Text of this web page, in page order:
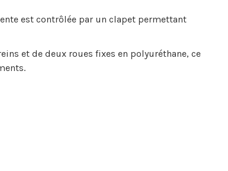
est contrôlée par un clapet permettant
et de deux roues fixes en polyuréthane, ce